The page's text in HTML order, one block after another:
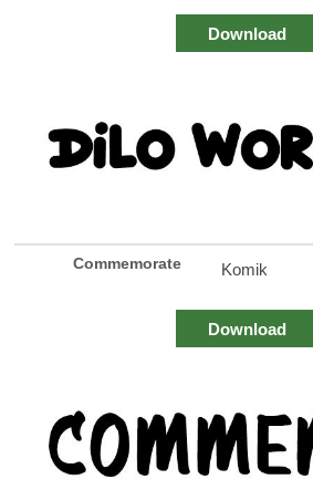
Download
Commemorate Komik
Download